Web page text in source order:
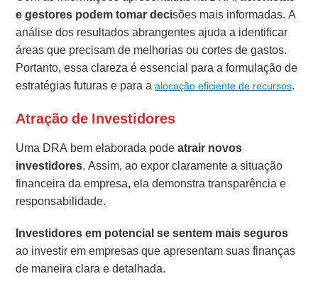
e gestores podem tomar decisões mais informadas. A
análise dos resultados abrangentes ajuda a identificar
áreas que precisam de melhorias ou cortes de gastos.
Portanto, essa clareza é essencial para a formulação de
estratégias futuras e para aalocação eficiente de recursos.
Atração de Investidores
Uma DRA bem elaborada podeatrair novos
investidores. Assim, ao expor claramente a situação
financeira da empresa, ela demonstra transparência e
responsabilidade.
Investidores em potencial se sentem mais seguros
ao investir em empresas que apresentam suas finanças
de maneira clara e detalhada.